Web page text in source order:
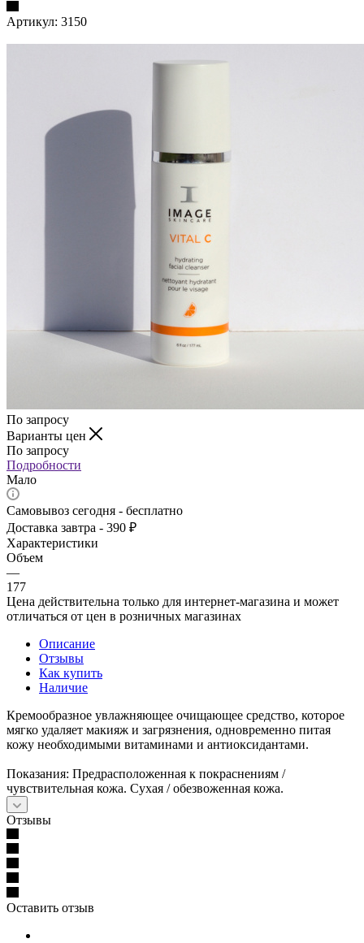
Артикул: 3150
По запросу
Варианты цен
По запросу
Подробности
Мало
Самовывоз сегодня - бесплатно
Доставка завтра - 390 ₽
Характеристики
Объем
—
177
Цена действительна только для интернет-магазина и может
отличаться от цен в розничных магазинах
Описание
Отзывы
Как купить
Наличие
Кремообразное увлажняющее очищающее средство, которое
мягко удаляет макияж и загрязнения, одновременно питая
кожу необходимыми витаминами и антиоксидантами.
Показания: Предрасположенная к покраснениям /
чувствительная кожа. Сухая / обезвоженная кожа.
Отзывы
Оставить отзыв